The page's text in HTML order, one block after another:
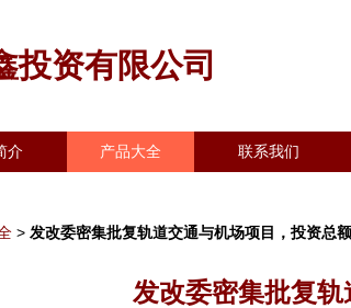
投资有限公司
介 产品大全 联系我们
> 发改委密集批复轨道交通与机场项目，投资总
发改委密集批复